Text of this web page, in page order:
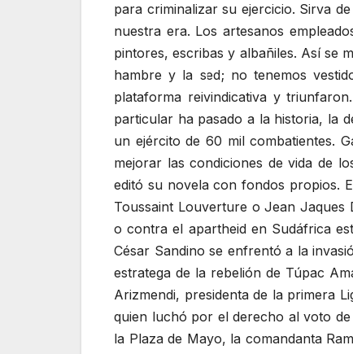
para criminalizar su ejercicio. Sirva
nuestra era. Los artesanos
pintores, escribas y albañiles. Así se
hambre y la sed; no tenemos
plataforma reivindicativa y
particular ha pasado a la historia, la
un ejército de 60 mil combatientes.
mejorar las condiciones de vida de
editó su novela con fondos propios.
Toussaint Louverture o Jean Jaques
o contra el apartheid en Sudáfrica
César Sandino se enfrentó a la
estratega de la rebelión de Túpac
Arizmendi, presidenta de la primera
quien luchó por el derecho al voto de
la Plaza de Mayo, la comandanta